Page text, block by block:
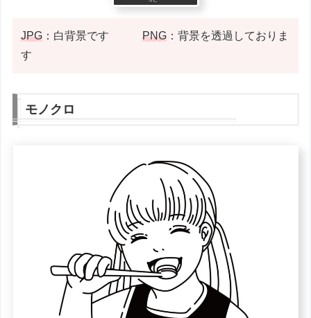
JPG ：白背景ですPNG ：背景を透過しておりま
す
モノクロ